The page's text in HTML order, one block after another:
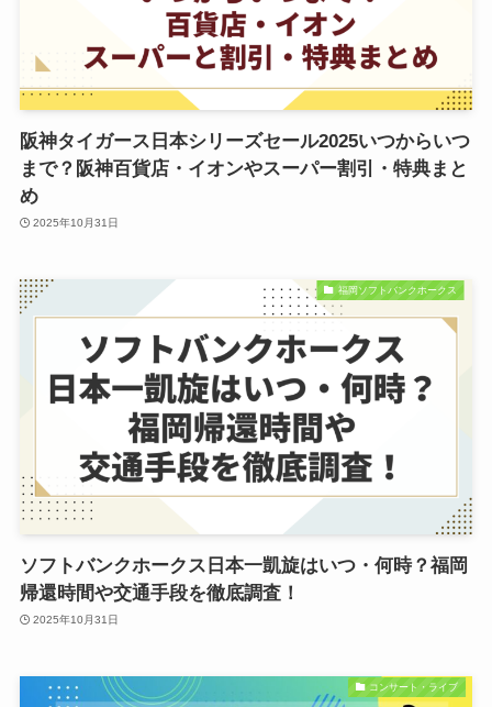
阪神タイガース日本シリーズセール2025いつからいつ
まで？阪神百貨店・イオンやスーパー割引・特典まと
め
2025年10月31日
福岡ソフトバンクホークス
ソフトバンクホークス日本一凱旋はいつ・何時？福岡
帰還時間や交通手段を徹底調査！
2025年10月31日
コンサート・ライブ